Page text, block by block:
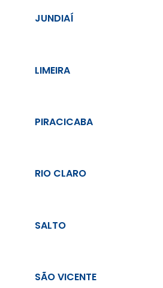
JUNDIAÍ
LIMEIRA
PIRACICABA
RIO CLARO
SALTO
SÃO VICENTE